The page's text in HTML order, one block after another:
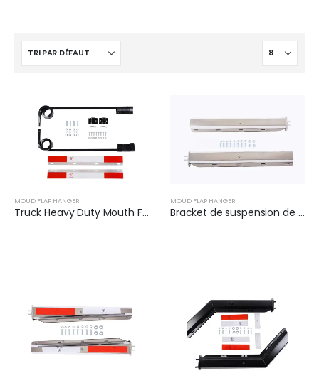
MOUD FLAP HANGER
Truck Heavy Duty Mouth Flap Hanger Set | XKJ-MFH-S3C
MOUD FLAP HANGER
Bracket de suspension de clapet de boue (paire) | XKJ-MFH-02-SS-1/8